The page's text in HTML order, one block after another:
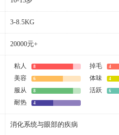
3-8.5KG
20000元+
粘人 8 掉毛 4
美容 6 体味 4
服从 8 活跃 6
耐热 4
消化系统与眼部的疾病